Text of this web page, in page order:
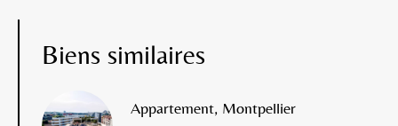
Biens similaires
Appartement, Montpellier